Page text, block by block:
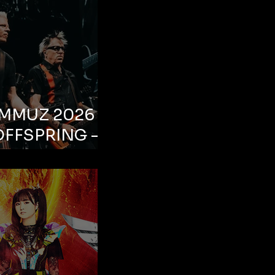
2026 –
–
Life Park